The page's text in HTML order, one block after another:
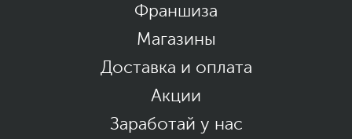
Франшиза
Магазины
Доставка и оплата
Акции
Заработай у нас